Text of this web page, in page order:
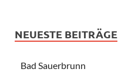
NEUESTE BEITRÄGE
Bad Sauerbrunn